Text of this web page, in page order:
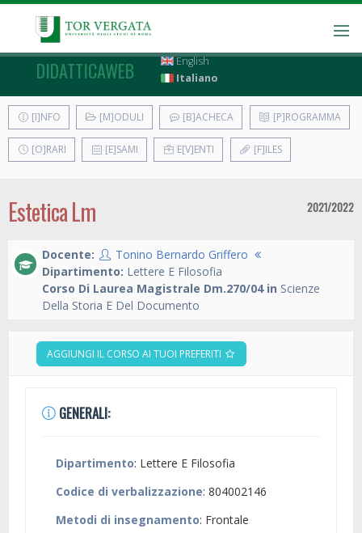
DIDATTICAWEB
English
Italiano
[I]NFO [M]ODULI [B]ACHECA [P]ROGRAMMA
[O]RARI [E]SAMI E[V]ENTI [F]ILES
Estetica Lm 2021/2022
Docente:
Tonino Bernardo Griffero
Dipartimento: Lettere E Filosofia
Corso Di Laurea Magistrale Dm.270/04 in Scienze
Della Storia E Del Documento
AGGIUNGI IL CORSO AI TUOI PREFERITI
GENERALI:
Dipartimento: Lettere E Filosofia
Codice di verbalizzazione: 804002146
Metodi di insegnamento: Frontale